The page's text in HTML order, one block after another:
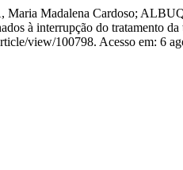
Madalena Cardoso;
à interrupção do tratamento
view/100798. Acesso em: 6